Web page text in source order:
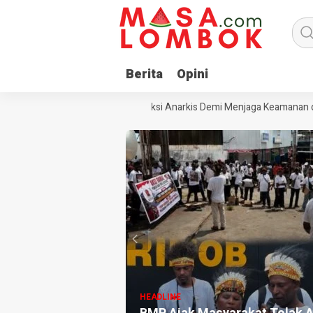
Berita Opini
BMP Ajak Masyarakat Tolak Aksi Anarkis Demi Menjaga Keamanan
HEADLINE